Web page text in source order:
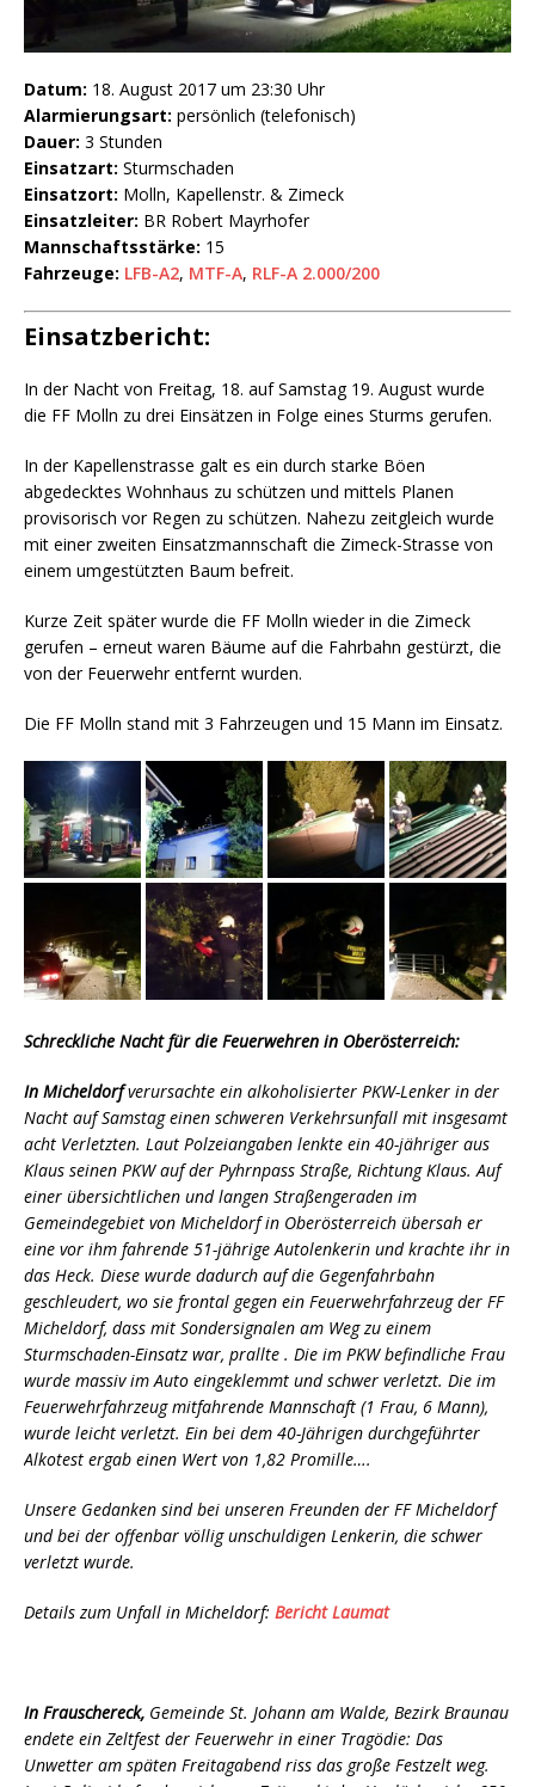
Datum: 18. August 2017 um 23:30 Uhr
Alarmierungsart: persönlich (telefonisch)
Dauer: 3 Stunden
Einsatzart: Sturmschaden
Einsatzort: Molln, Kapellenstr. & Zimeck
Einsatzleiter: BR Robert Mayrhofer
Mannschaftsstärke: 15
Fahrzeuge: LFB-A2, MTF-A, RLF-A 2.000/200
Einsatzbericht:
In der Nacht von Freitag, 18. auf Samstag 19. August wurde
die FF Molln zu drei Einsätzen in Folge eines Sturms gerufen.
In der Kapellenstrasse galt es ein durch starke Böen
abgedecktes Wohnhaus zu schützen und mittels Planen
provisorisch vor Regen zu schützen. Nahezu zeitgleich wurde
mit einer zweiten Einsatzmannschaft die Zimeck-Strasse von
einem umgestützten Baum befreit.
Kurze Zeit später wurde die FF Molln wieder in die Zimeck
gerufen – erneut waren Bäume auf die Fahrbahn gestürzt, die
von der Feuerwehr entfernt wurden.
Die FF Molln stand mit 3 Fahrzeugen und 15 Mann im Einsatz.
Schreckliche Nacht für die Feuerwehren in Oberösterreich:
In Micheldorfverursachte ein alkoholisierter PKW-Lenker in der
Nacht auf Samstag einen schweren Verkehrsunfall mit insgesamt
acht Verletzten. Laut Polzeiangaben lenkte ein 40-jähriger aus
Klaus seinen PKW auf der Pyhrnpass Straße, Richtung Klaus. Auf
einer übersichtlichen und langen Straßengeraden im
Gemeindegebiet von Micheldorf in Oberösterreich übersah er
eine vor ihm fahrende 51-jährige Autolenkerin und krachte ihr in
das Heck. Diese wurde dadurch auf die Gegenfahrbahn
geschleudert, wo sie frontal gegen ein Feuerwehrfahrzeug der FF
Micheldorf, dass mit Sondersignalen am Weg zu einem
Sturmschaden-Einsatz war, prallte . Die im PKW befindliche Frau
wurde massiv im Auto eingeklemmt und schwer verletzt. Die im
Feuerwehrfahrzeug mitfahrende Mannschaft (1 Frau, 6 Mann),
wurde leicht verletzt. Ein bei dem 40-Jährigen durchgeführter
Alkotest ergab einen Wert von 1,82 Promille….
Unsere Gedanken sind bei unseren Freunden der FF Micheldorf
und bei der offenbar völlig unschuldigen Lenkerin, die schwer
verletzt wurde.
Details zum Unfall in Micheldorf: Bericht Laumat
In Frauschereck, Gemeinde St. Johann am Walde, Bezirk Braunau
endete ein Zeltfest der Feuerwehr in einer Tragödie: Das
Unwetter am späten Freitagabend riss das große Festzelt weg.